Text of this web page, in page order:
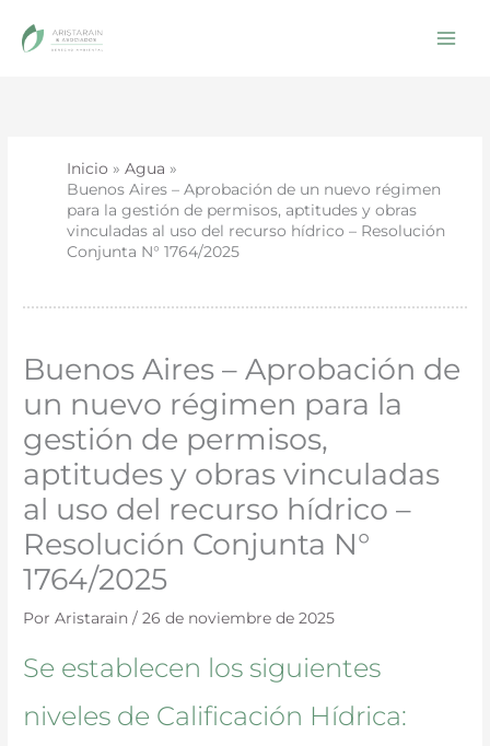
Inicio
Agua
Buenos Aires – Aprobación de un nuevo régimen
para la gestión de permisos, aptitudes y obras
vinculadas al uso del recurso hídrico – Resolución
Conjunta N° 1764/2025
Buenos Aires – Aprobación de
un nuevo régimen para la
gestión de permisos,
aptitudes y obras vinculadas
al uso del recurso hídrico –
Resolución Conjunta N°
1764/2025
PorAristarain/26 de noviembre de 2025
Se establecen los siguientes
niveles de Calificación Hídrica: